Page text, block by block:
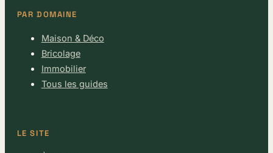
PAR DOMAINE
Maison & Déco
Bricolage
Immobilier
Tous les guides
LE SITE